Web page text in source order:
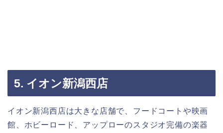
5. イオン新潟西店
イオン新潟西店は大きな店舗で、フードコートや映画
館、ホビーロード、アップローのスタジオ完備の楽器